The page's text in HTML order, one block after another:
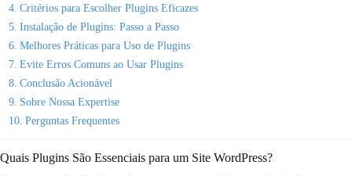
Critérios para Escolher Plugins Eficazes
Instalação de Plugins: Passo a Passo
Melhores Práticas para Uso de Plugins
Evite Erros Comuns ao Usar Plugins
Conclusão Acionável
Sobre Nossa Expertise
Perguntas Frequentes
Quais Plugins São Essenciais para um Site WordPress?